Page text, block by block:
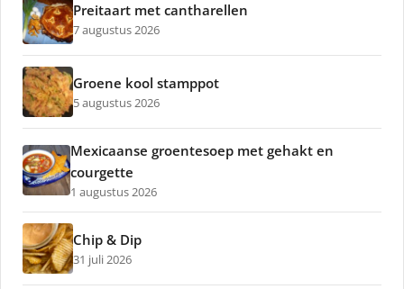
Preitaart met cantharellen
7 augustus 2026
Groene kool stamppot
5 augustus 2026
Mexicaanse groentesoep met gehakt en
courgette
1 augustus 2026
Chip & Dip
31 juli 2026